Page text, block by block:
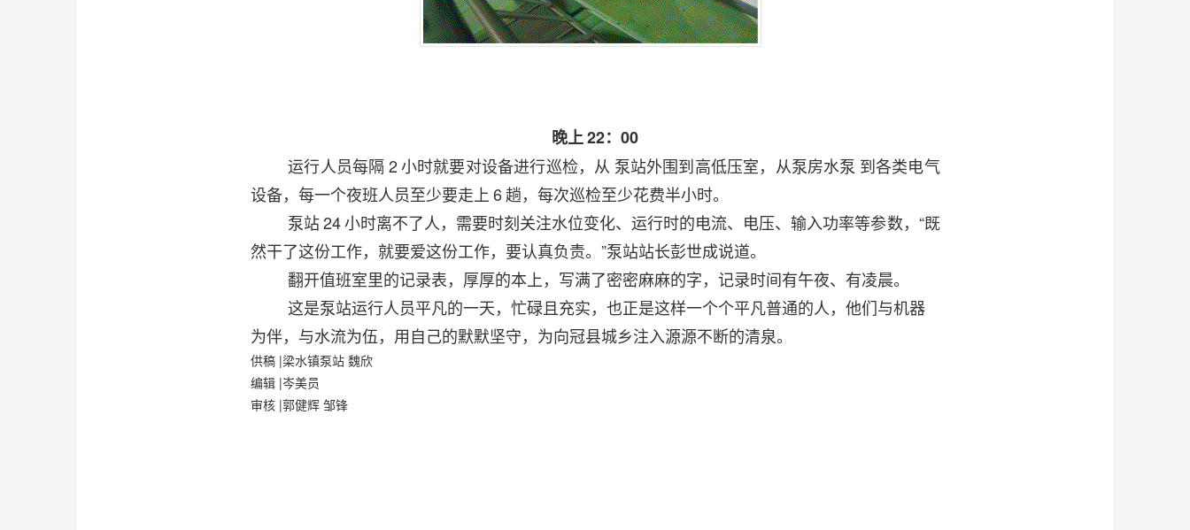
晚上22：00
运行人员每隔2小时就要对设备进行巡检，从 泵站外围到高低压室，从泵房水泵 到各类电气
设备，每一个夜班人员至少要走上 6趟，每次巡检至少花费半小时。
泵站24小时离不了人，需要时刻关注水位变化、运行时的电流、电压、输入功率等参数，“既
然干了这份工作，就要爱这份工作，要认真负责。”泵站站长彭世成说道。
翻开值班室里的记录表，厚厚的本上，写满了密密麻麻的字，记录时间有午夜、有凌晨。
这是泵站运行人员平凡的一天，忙碌且充实，也正是这样一个个平凡普通的人，他们与机器
为伴，与水流为伍，用自己的默默坚守，为向冠县城乡注入源源不断的清泉。
供稿 |梁水镇泵站 魏欣
编辑 |岑美员
审核 |郭健辉 邹锋